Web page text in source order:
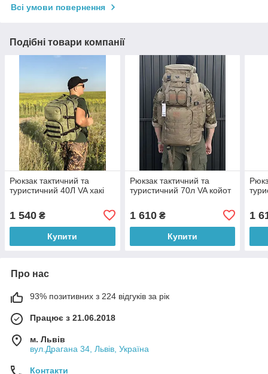
Всі умови повернення
Подібні товари компанії
Рюкзак тактичний та
туристичний 40Л VA хакі
1 540 ₴
Купити
Рюкзак тактичний та
туристичний 70л VA койот
1 610₴
Купити
1
Про нас
93% позитивних з 224 відгуків за рік
Працює з 21.06.2018
м. Львів
вул.Драгана 34, Львів, Україна
Контакти